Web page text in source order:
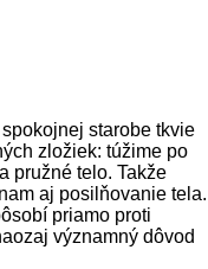
starobe tkvie
zložiek: túžime po
pružné telo. Takže
aj posilňovanie tela.
priamo proti
významný dôvod